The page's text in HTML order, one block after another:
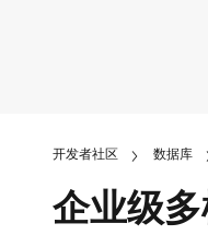
开发者社区 数据库
企业级